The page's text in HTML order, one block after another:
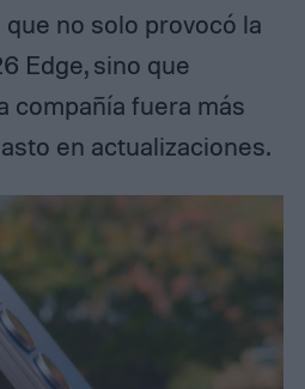
no solo provocó la
Edge, sino que
compañía fuera más
en actualizaciones.